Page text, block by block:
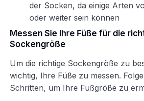
der Socken, da einige Arten
oder weiter sein können
Messen Sie Ihre Füße für die
Sockengröße
Um die richtige Sockengröße zu
wichtig, Ihre Füße zu messen.
Schritten, um Ihre Fußgröße zu